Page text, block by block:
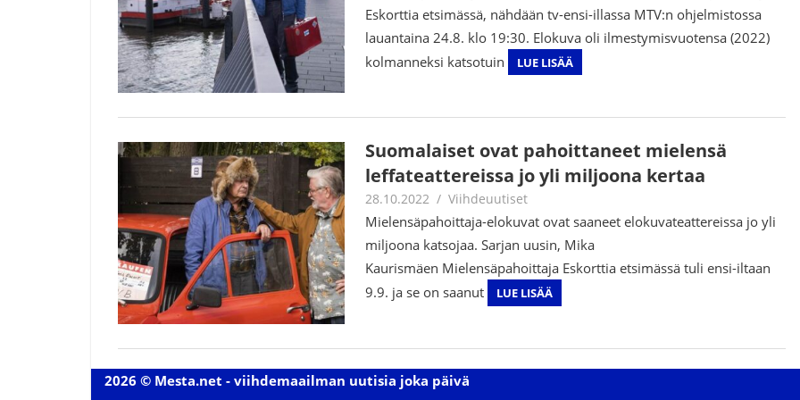
Eskorttia etsimässä, nähdään tv-ensi-illassa MTV:n ohjelmistossa
lauantaina 24.8. klo 19:30. Elokuva oli ilmestymisvuotensa (2022)
kolmanneksi katsotuin
LUE LISÄÄ
Suomalaiset ovat pahoittaneet mielensä
leffateattereissa jo yli miljoona kertaa
28.10.2022 Juha Kaunisto
Viihdeuutiset
Mielensäpahoittaja-elokuvat ovat saaneet elokuvateattereissa jo yli
miljoona katsojaa. Sarjan uusin, Mika
Kaurismäen Mielensäpahoittaja Eskorttia etsimässä tuli ensi-iltaan
9.9. ja se on saanut
LUE LISÄÄ
2026 © Mesta.net - viihdemaailman uutisia joka päivä